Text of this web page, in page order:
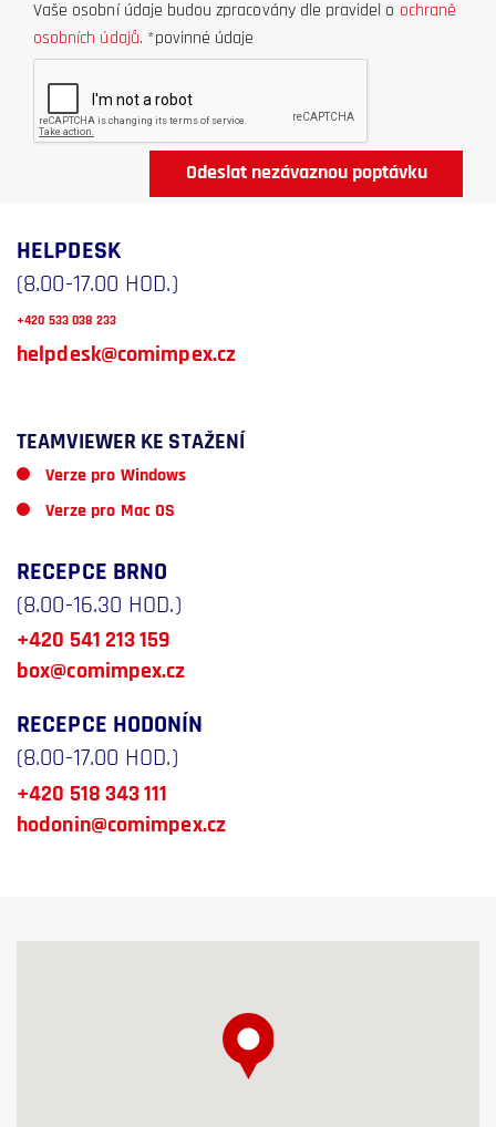
Vaše osobní údaje budou zpracovány dle pravidel o ochraně
osobních údajů. *povinné údaje
HELPDESK
(8.00-17.00 HOD.)
+420 533 038 233
helpdesk@comimpex.cz
TEAMVIEWER KE STAŽENÍ​
Verze pro Windows
Verze pro Mac OS
RECEPCE BRNO
(8.00-16.30 HOD.)
+420 541 213 159
box@comimpex.cz
RECEPCE HODONÍN
(8.00-17.00 HOD.)
+420 518 343 111
hodonin@comimpex.cz